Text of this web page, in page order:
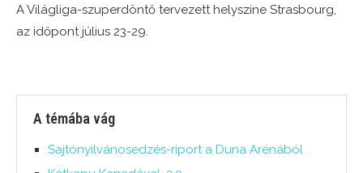
A Világliga-szuperdöntő tervezett helyszíne Strasbourg,
az időpont július 23-29.
A témába vág
Sajtónyilvánosedzés-riport a Duna Arénából